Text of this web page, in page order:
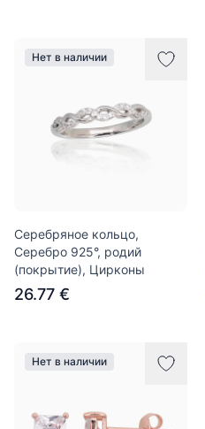
Нет в наличии
Серебряное кольцо,
Серебро 925°, родий
(покрытие), Цирконы
26.77 €
Нет в наличии